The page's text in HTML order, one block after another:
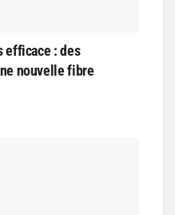
efficace : des
nouvelle fibre